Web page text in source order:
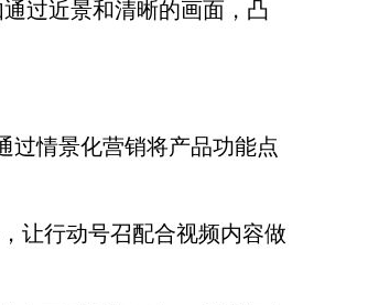
过近景和清晰的画面，凸
过情景化营销将产品功能点
让行动号召配合视频内容做